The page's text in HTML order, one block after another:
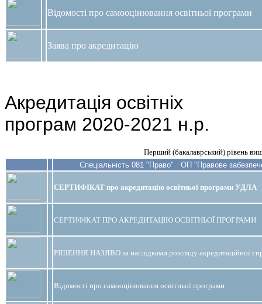
Відомості про самооцінювання освітньої програми
Заява про акредитацію
Акредитація освітніх
програм 2020-2021 н.р.
Перший (бакалаврський) рівень
Спеціальність 081 "Право" ОП "Правове
СЕРТИФІКАТ про акредитацію освітньої програми УДЛА
СЕРТИФІКАТ ПРО АКРЕДИТАЦІЮ ОСВІТНЬОЇ ПРОГРАМИ
РІШЕННЯ НАЗЯВО за наслідками розгляду акредитаційної
Відомості про самооцінювання освітньої програми